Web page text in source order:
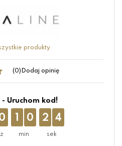
produkty
(0) Dodaj opinię
- Uruchom kod!
1 0 2 4